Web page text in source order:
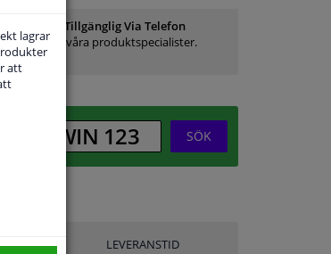
Inte Tillgänglig Via Telefon
fråga hos våra produktspecialister.
Och Svar
SÖK
LEVERANSTID
lagrar
att